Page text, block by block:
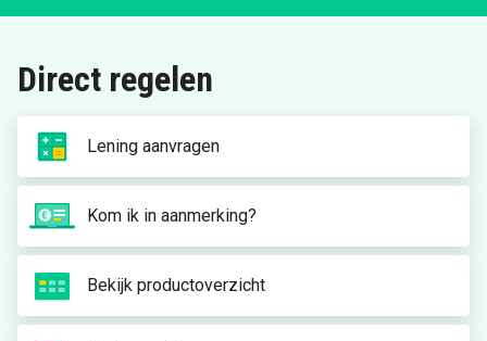
Direct regelen
Lening aanvragen
Kom ik in aanmerking?
Bekijk productoverzicht